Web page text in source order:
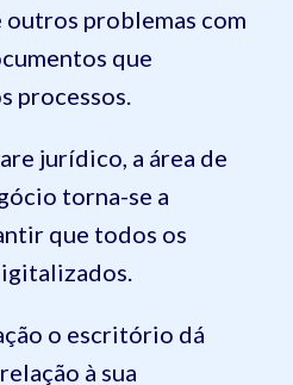
problemas com
que
processos.
jurídico, a área de
torna-se a
que todos os
o escritório dá
à sua